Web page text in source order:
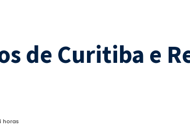
de Curitiba e
horas